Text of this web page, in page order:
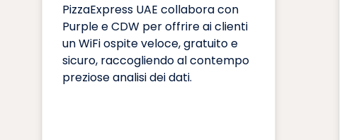
PizzaExpress UAE collabora con
Purple e CDW per offrire ai clienti
un WiFi ospite veloce, gratuito e
sicuro, raccogliendo al contempo
preziose analisi dei dati.